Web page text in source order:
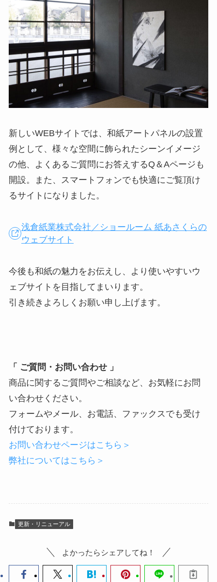
新しいWEBサイトでは、和紙アートパネルの設置
例として、様々な空間に飾られたシーンイメージ
の他、よくあるご質問にお答えするQ＆Aページも
開設。また、スマートフォンでも快適にご覧頂け
るサイトになりました。
浅倉紙業株式会社／ショールーム 紙あさくらの
ウェブサイト
今後も和紙の魅力をお伝えし、より使いやすいウ
ェブサイトを目指してまいります。
引き続きよろしくお願い申し上げます。
「 ご質問・お問い合わせ 」
商品に関するご質問やご相談など、お気軽にお問
い合わせください。
フォームやメール、お電話、ファックスでも受け
付けております。
お問い合わせページはこちら＞
弊社についてはこちら＞
更新・リニューアル
よかったらシェアしてね！